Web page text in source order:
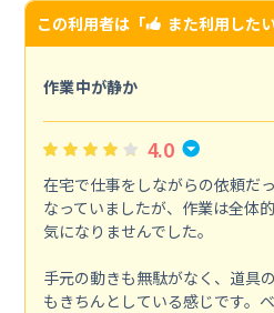
この利用者は「 また利用した
作業中が静か
4.0
在宅で仕事をしながらの依頼だ
なっていましたが、作業は全体
気になりませんでした。
手元の動きも無駄がなく、道具
もきちんとしている感じです。